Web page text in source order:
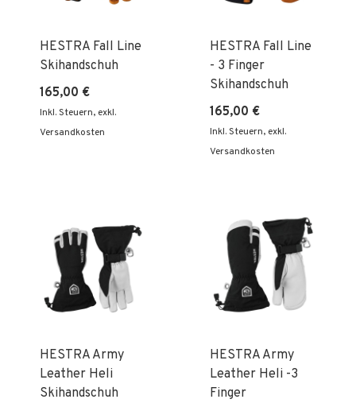
HESTRA Fall Line
Skihandschuh
165,00 €
Inkl. Steuern, exkl.
Versandkosten
HESTRA Fall Line
- 3 Finger
Skihandschuh
165,00 €
Inkl. Steuern, exkl.
Versandkosten
HESTRA Army
Leather Heli
Skihandschuh
HESTRA Army
Leather Heli -3
Finger